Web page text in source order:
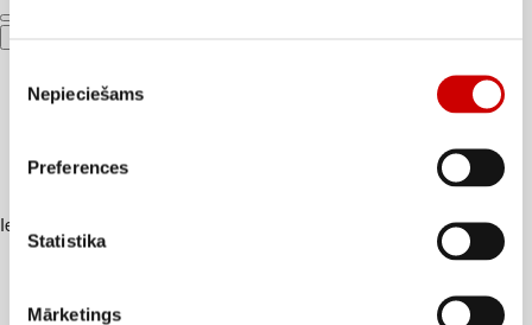
izvēle
Nepieciešams
Preferences
Statistika
Mārketings
Iesakām ar